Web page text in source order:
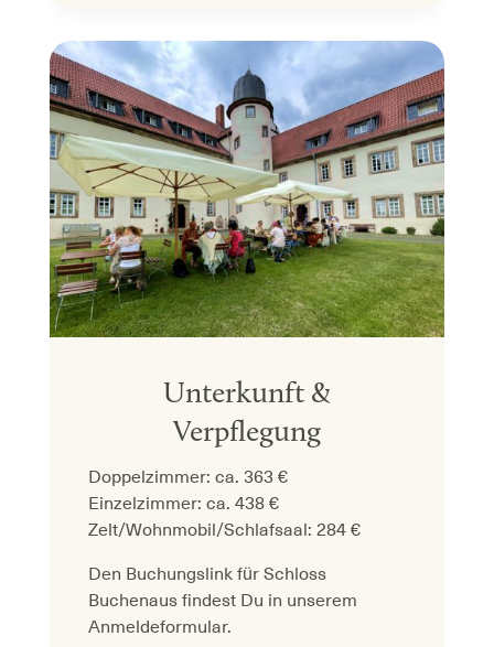
Unterkunft &
Verpflegung
Doppelzimmer: ca. 363 €
Einzelzimmer: ca. 438 €
Zelt/Wohnmobil/Schlafsaal: 284 €
Den Buchungslink für Schloss
Buchenaus findest Du in unserem
Anmeldeformular.